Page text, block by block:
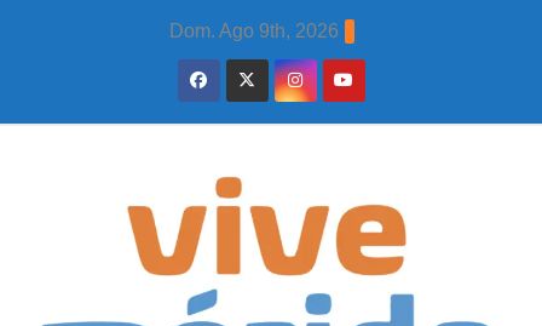
Dom. Ago 9th, 2026